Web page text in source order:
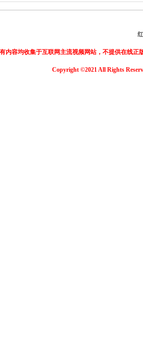
内容均收集于互联网主流视频网站，不提供在线
Copyright ©2021 All Rights